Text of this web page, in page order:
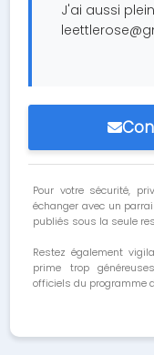
J'ai aussi
Pour votre sécurité,
échanger avec un
publiés sous la seule
Restez également
prime trop
officiels du programme